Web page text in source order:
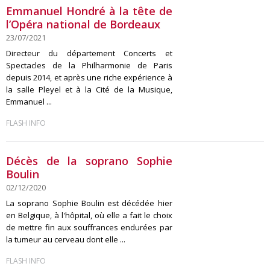
Emmanuel Hondré à la tête de
l’Opéra national de Bordeaux
23/07/2021
Directeur du département Concerts et
Spectacles de la Philharmonie de Paris
depuis 2014, et après une riche expérience à
la salle Pleyel et à la Cité de la Musique,
Emmanuel ...
FLASH INFO
Décès de la soprano Sophie
Boulin
02/12/2020
La soprano Sophie Boulin est décédée hier
en Belgique, à l'hôpital, où elle a fait le choix
de mettre fin aux souffrances endurées par
la tumeur au cerveau dont elle ...
FLASH INFO